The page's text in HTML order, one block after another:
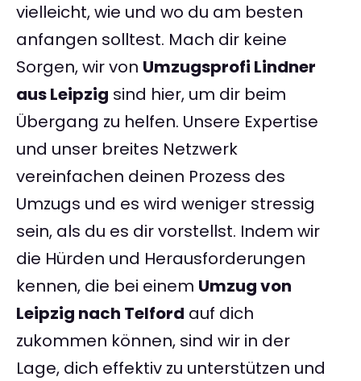
vielleicht, wie und wo du am besten
anfangen solltest. Mach dir keine
Sorgen, wir von Umzugsprofi Lindner
aus Leipzig sind hier, um dir beim
Übergang zu helfen. Unsere Expertise
und unser breites Netzwerk
vereinfachen deinen Prozess des
Umzugs und es wird weniger stressig
sein, als du es dir vorstellst. Indem wir
die Hürden und Herausforderungen
kennen, die bei einem Umzug von
Leipzig nach Telford auf dich
zukommen können, sind wir in der
Lage, dich effektiv zu unterstützen und